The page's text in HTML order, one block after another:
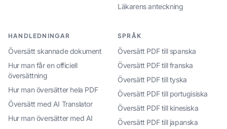
Läkarens anteckning
HANDLEDNINGAR
Översätt skannade dokument
Hur man får en officiell
översättning
Hur man översätter hela PDF
Översätt med AI Translator
Hur man översätter med AI
SPRÅK
Översätt PDF till spanska
Översätt PDF till franska
Översätt PDF till tyska
Översätt PDF till portugisiska
Översätt PDF till kinesiska
Översätt PDF till japanska